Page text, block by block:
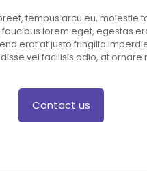
tempus arcu eu, molestie
faucibus lorem eget, egestas
erat at justo fringilla
vel facilisis odio, at ornare
Contact us